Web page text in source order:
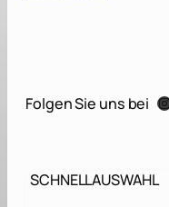
i
t
Folgen Sie uns bei Instagram
SCHNELLAUSWAHL